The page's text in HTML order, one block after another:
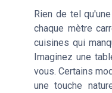
Rien de tel
chaque mètre
cuisines qui
Imaginez une
vous. Certains
une touche